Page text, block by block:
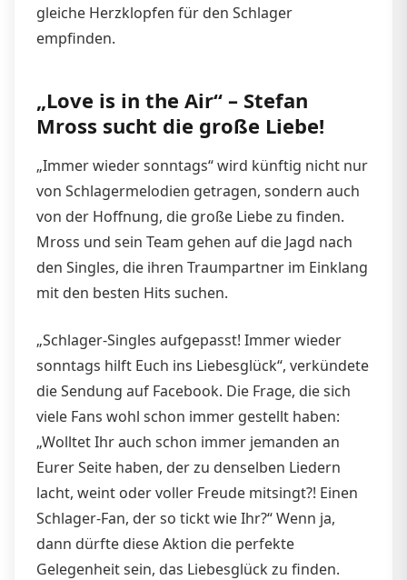
gleiche Herzklopfen für den Schlager
empfinden.
„Love is in the Air“ – Stefan
Mross sucht die große Liebe!
„Immer wieder sonntags“ wird künftig nicht nur
von Schlagermelodien getragen, sondern auch
von der Hoffnung, die große Liebe zu finden.
Mross und sein Team gehen auf die Jagd nach
den Singles, die ihren Traumpartner im Einklang
mit den besten Hits suchen.
„Schlager-Singles aufgepasst! Immer wieder
sonntags hilft Euch ins Liebesglück“, verkündete
die Sendung auf Facebook. Die Frage, die sich
viele Fans wohl schon immer gestellt haben:
„Wolltet Ihr auch schon immer jemanden an
Eurer Seite haben, der zu denselben Liedern
lacht, weint oder voller Freude mitsingt?! Einen
Schlager-Fan, der so tickt wie Ihr?“ Wenn ja,
dann dürfte diese Aktion die perfekte
Gelegenheit sein, das Liebesglück zu finden.